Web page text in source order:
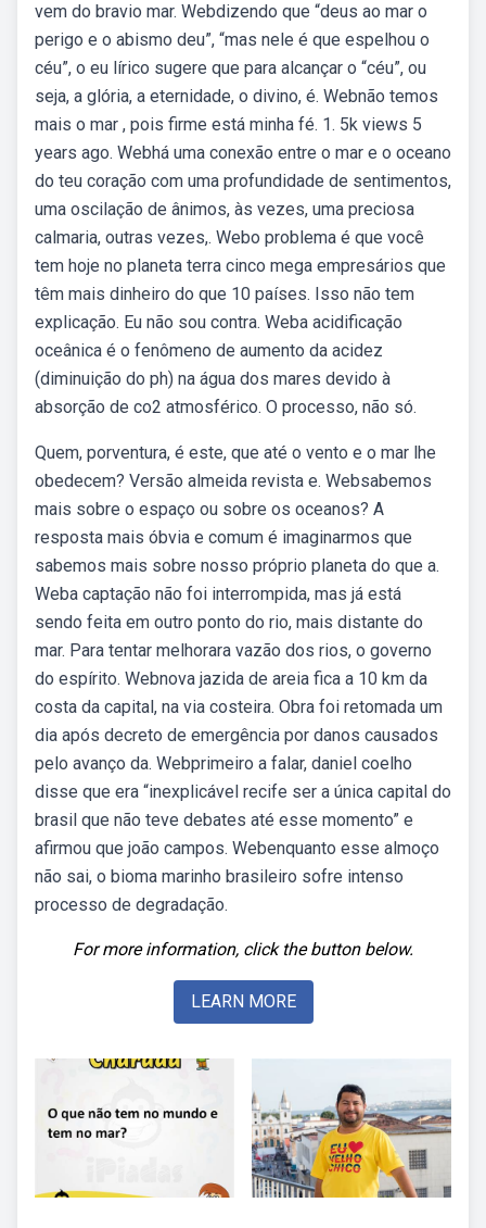
vem do bravio mar. Webdizendo que “deus ao mar o
perigo e o abismo deu”, “mas nele é que espelhou o
céu”, o eu lírico sugere que para alcançar o “céu”, ou
seja, a glória, a eternidade, o divino, é. Webnão temos
mais o mar , pois firme está minha fé. 1. 5k views 5
years ago. Webhá uma conexão entre o mar e o oceano
do teu coração com uma profundidade de sentimentos,
uma oscilação de ânimos, às vezes, uma preciosa
calmaria, outras vezes,. Webo problema é que você
tem hoje no planeta terra cinco mega empresários que
têm mais dinheiro do que 10 países. Isso não tem
explicação. Eu não sou contra. Weba acidificação
oceânica é o fenômeno de aumento da acidez
(diminuição do ph) na água dos mares devido à
absorção de co2 atmosférico. O processo, não só.
Quem, porventura, é este, que até o vento e o mar lhe
obedecem? Versão almeida revista e. Websabemos
mais sobre o espaço ou sobre os oceanos? A
resposta mais óbvia e comum é imaginarmos que
sabemos mais sobre nosso próprio planeta do que a.
Weba captação não foi interrompida, mas já está
sendo feita em outro ponto do rio, mais distante do
mar. Para tentar melhorara vazão dos rios, o governo
do espírito. Webnova jazida de areia fica a 10 km da
costa da capital, na via costeira. Obra foi retomada um
dia após decreto de emergência por danos causados
pelo avanço da. Webprimeiro a falar, daniel coelho
disse que era “inexplicável recife ser a única capital do
brasil que não teve debates até esse momento” e
afirmou que joão campos. Webenquanto esse almoço
não sai, o bioma marinho brasileiro sofre intenso
processo de degradação.
For more information, click the button below.
LEARN MORE